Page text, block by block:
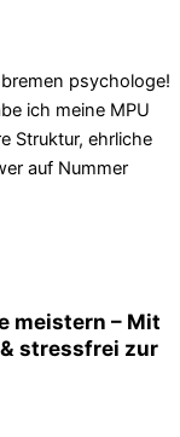
bremen psychologe!
ich meine MPU
Struktur, ehrliche
auf Nummer
meistern – Mit
stressfrei zur